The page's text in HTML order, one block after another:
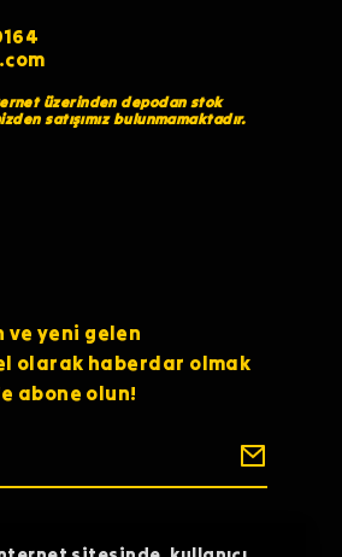
üzerinden depodan stok
satışımız bulunmamaktadır.
ve yeni gelen
olarak haberdar olmak
abone olun!